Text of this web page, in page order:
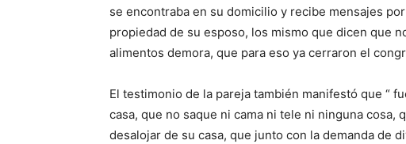
se encontraba en su domicilio y recibe mensajes
propiedad de su esposo, los mismo que dicen que
alimentos demora, que para eso ya cerraron el
El testimonio de la pareja también manifestó que “
casa, que no saque ni cama ni tele ni ninguna cosa,
desalojar de su casa, que junto con la demanda de